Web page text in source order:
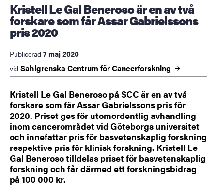
Kristell Le Gal Beneroso är en av två
forskare som får Assar Gabrielssons
pris 2020
Publicerad 7 maj 2020
vid Sahlgrenska Centrum förCancerforskning
Kristell Le Gal Beneroso på SCC är en av två
forskare som får Assar Gabrielssons pris för
2020. Priset ges för utomordentlig avhandling
inom cancerområdet vid Göteborgs universitet
och innefattar pris för basvetenskaplig forskning
respektive pris för klinisk forskning. Kristell Le
Gal Beneroso tilldelas priset för basvetenskaplig
forskning och får därmed ett forskningsbidrag
på 100 000 kr.